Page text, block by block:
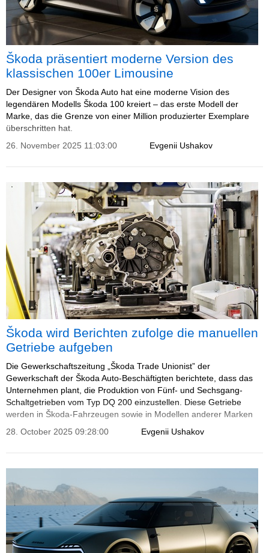
Škoda präsentiert moderne Version des
klassischen 100er Limousine
Der Designer von Škoda Auto hat eine moderne Vision des
legendären Modells Škoda 100 kreiert – das erste Modell der
Marke, das die Grenze von einer Million produzierter Exemplare
überschritten hat.
Evgenii Ushakov
26. November 2025 11:03:00
Škoda wird Berichten zufolge die manuellen
Getriebe aufgeben
Die Gewerkschaftszeitung „Škoda Trade Unionist” der
Gewerkschaft der Škoda Auto-Beschäftigten berichtete, dass das
Unternehmen plant, die Produktion von Fünf- und Sechsgang-
Schaltgetrieben vom Typ DQ 200 einzustellen. Diese Getriebe
werden in Škoda-Fahrzeugen sowie in Modellen anderer Marken
Evgenii Ushakov
28. October 2025 09:28:00